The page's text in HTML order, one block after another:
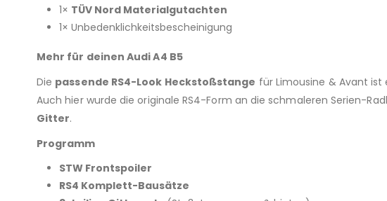
1× TÜV Nord Materialgutachten
1× Unbedenklichkeitsbescheinigung
Mehr für deinen Audi A4 B5
Die passende RS4-Look Heckstoßstange für Limousine & Avant
Auch hier wurde die originale RS4-Form an die schmaleren Serien-
Gitter.
Programm
STW Frontspoiler
RS4 Komplett-Bausätze